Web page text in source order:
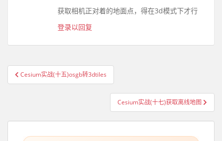
获取相机正对着的地面点，得在3d模式下才行
登录以回复
文章导航
Cesium实战(十五)osgb转3dtiles
Cesium实战(十七)获取离线地图